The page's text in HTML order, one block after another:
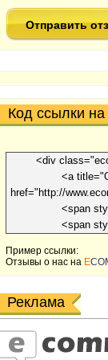
Код ссылки на
Пример ссылки:
Отзывы o наc на E
Реклама